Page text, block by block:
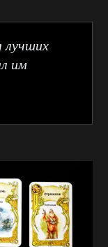
лучших
им